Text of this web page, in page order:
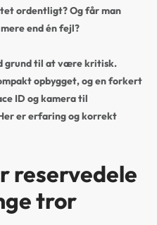
ordentligt? Og får man
end én fejl?
grund til at være kritisk.
opbygget, og en forkert
ID og kamera til
er erfaring og korrekt
reservedele
tror